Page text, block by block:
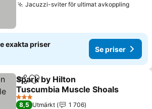
Jacuzzi-sviter för ultimat avkopplingSe
exakta priser
Se priser
Dela Lägg till i Mina Favoriter
Spark by Hilton
Tuscumbia Muscle Shoals
Se priser
3 Stjärnor
8,5 Utmärkt
1 706